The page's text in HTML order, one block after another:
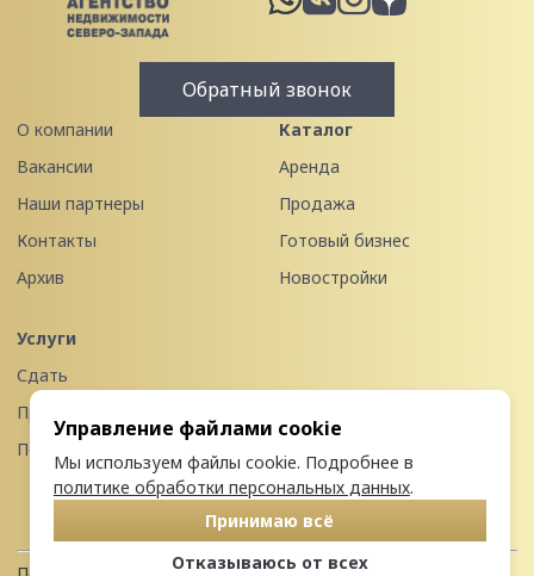
Обратный звонок
О компании
Вакансии
Наши партнеры
Контакты
Архив
Каталог
Аренда
Продажа
Готовый бизнес
Новостройки
Услуги
Сдать
Продать
Передать в управление
Управление файлами cookie
Мы используем файлы cookie. Подробнее в
политике обработки персональных данных.
Принимаю всё
Отказываюсь от всех